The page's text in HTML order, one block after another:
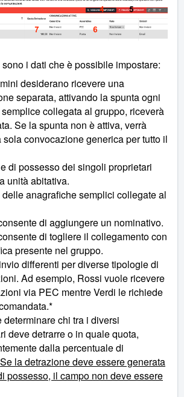
i dati che è possibile impostare:
desiderano ricevere una
separata, attivando la spunta ogni
collegata al gruppo, riceverà
Se la spunta non è attiva, verrà
sola convocazione generica per tutto il
di possesso dei singoli proprietari
unità abitativa.
anagrafiche semplici collegate al
di aggiungere un nominativo.
di togliere il collegamento con
presente nel gruppo.
differenti per diverse tipologie di
Ad esempio, Rossi vuole ricevere
via PEC mentre Verdi le richiede
determinare chi tra i diversi
deve detrarre o in quale quota,
dalla percentuale di
Se la detrazione deve essere generata
possesso, il campo non deve essere